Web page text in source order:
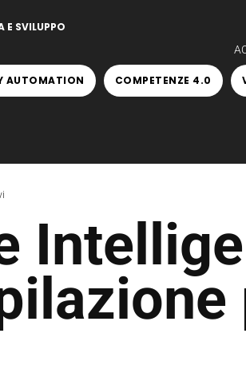
E SVILUPPO
AUTOMATION COMPETENZE 4.0